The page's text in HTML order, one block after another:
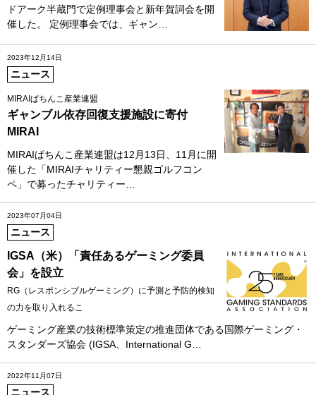
ドアーク半蔵門で定例理事会と新年賀詞会を開
催した。 定例理事会では、ギャン…
2023年12月14日
ニュース
MIRAIぱちんこ産業連盟
ギャンブル依存回復支援施設に寄付
MIRAI
MIRAIぱちんこ産業連盟は12月13日、11月に開
催した「MIRAIチャリティー懇親ゴルフコン
ペ」で募ったチャリティー…
2023年07月04日
ニュース
IGSA（米）「責任あるゲーミング委員
会」を設立
RG（レスポンシブルゲーミング）に予測と予防的検知
の力を取り入れるこ
ゲーミング産業の技術標準策定の推進団体である国際ゲーミング・
スタンダーズ協会 (IGSA、International G…
2022年11月07日
ニュース